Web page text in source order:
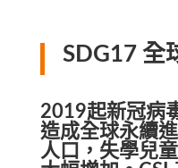
SDG17 全
2019起新冠病
造成全球永續
人口，失學兒